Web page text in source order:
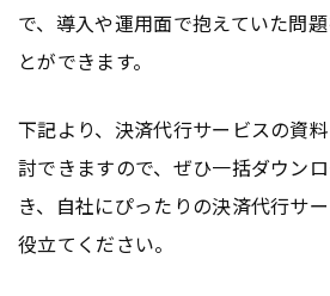
で、導入や運用面で抱えていた問
とができます。
下記より、決済代行サービスの資
討できますので、ぜひ一括ダウン
き、自社にぴったりの決済代行サ
役立てください。